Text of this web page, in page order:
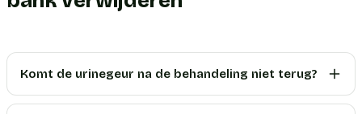
Komt de urinegeur na de behandeling niet terug?